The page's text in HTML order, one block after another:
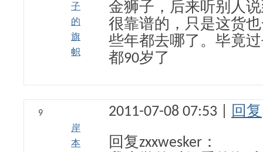
子
的
旗
帜
金狮子，后来听别人
很靠谱的，只是这货
些年都去哪了。毕竟
都90岁了
9
岸
本
2011-07-08 07:53 | 回复
回复zxxwesker：